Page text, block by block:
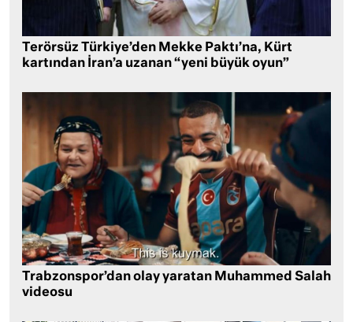
Terörsüz Türkiye’den Mekke Paktı’na, Kürt
kartından İran’a uzanan “yeni büyük oyun”
Trabzonspor’dan olay yaratan Muhammed Salah
videosu